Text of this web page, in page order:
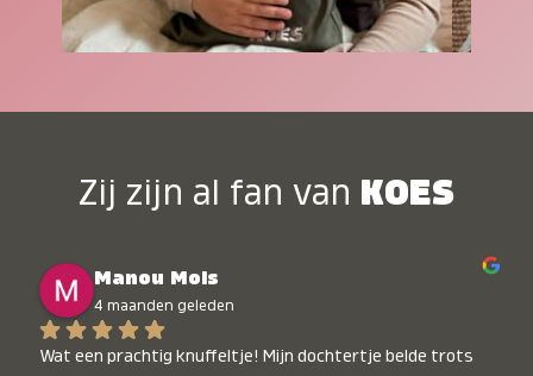
Zij zijn al fan van KOES
Manou Mols
4 maanden geleden
Wat een prachtig knuffeltje! Mijn dochtertje belde trots